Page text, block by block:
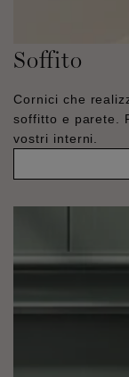
Soffito
Cornici che
soffitto e parete.
vostri interni.